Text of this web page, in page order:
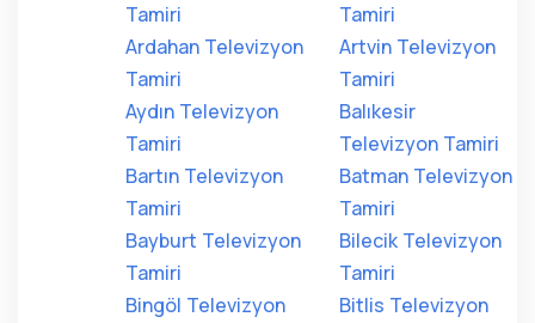
Tamiri
Tamiri
Ardahan Televizyon
Tamiri
Artvin Televizyon
Tamiri
Aydın Televizyon
Tamiri
Balıkesir
Televizyon Tamiri
Bartın Televizyon
Tamiri
Batman Televizyon
Tamiri
Bayburt Televizyon
Tamiri
Bilecik Televizyon
Tamiri
Bingöl Televizyon
Bitlis Televizyon